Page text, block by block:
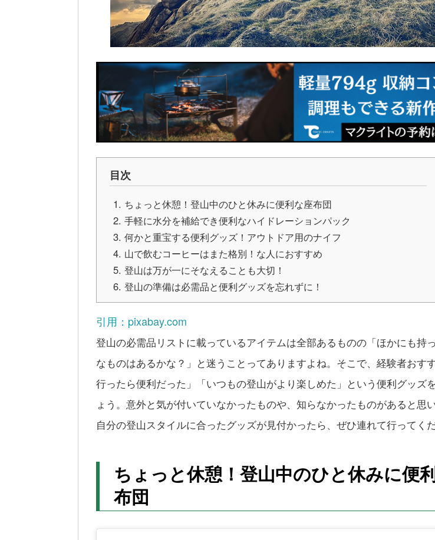
目次
ちょっと休憩！登山中のひと休みに便利な座布団
手軽に水分を補給でき便利なハイドレーションパック
何かと重宝する便利グッズ！アウトドア用のナイフ
山で飲むコーヒーはまた格別！な人におすすめ
登山は万が一にそなえることも大切！
登山の準備は必需品と便利グッズを忘れずに！
引用：pixabay.com
登山の必需品リストに載っているアイテムは全部あるものの「ほかにも持
なものはあるかな？」と迷うことってありますよね。そこで、経験者おす
行ったら便利だった」「いつもの登山がより楽しめた」という便利グッズ
ょう。意外と気が付いていなかったものや、知らなかったものがあると思い
自分の登山スタイルに合ったグッズが見付かったら、ぜひ連れて行ってくだ
ちょっと休憩！登山中のひと休みに便
布団